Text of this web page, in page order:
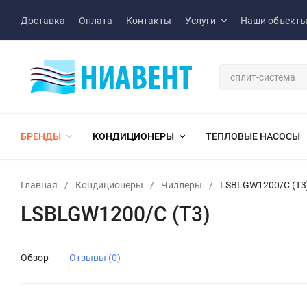
Доставка Оплата Контакты Услуги Наши объекты
БРЕНДЫ КОНДИЦИОНЕРЫ ТЕПЛОВЫЕ НАСОСЫ
Главная / Кондиционеры / Чиллеры / LSBLGW1200/C
LSBLGW1200/C (T3)
Обзор Отзывы (0)